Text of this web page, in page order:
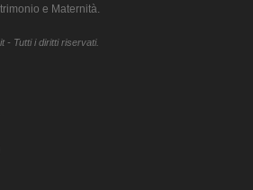
e Maternità.
- Tutti i diritti riservati.